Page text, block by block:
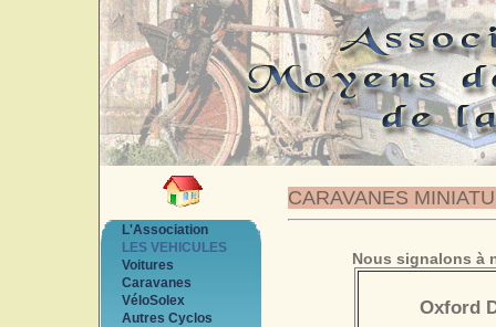
CARAVANES
L'Association
LES VEHICULES
Voitures
Caravanes
VéloSolex
Autres Cyclos
Nous signalons à
Oxford